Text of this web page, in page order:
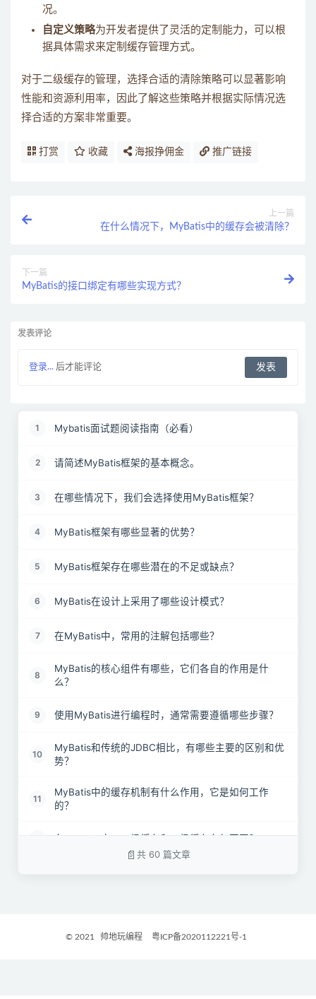
况。
自定义策略为开发者提供了灵活的定制能力，可以根
据具体需求来定制缓存管理方式。
对于二级缓存的管理，选择合适的清除策略可以显著影响
性能和资源利用率，因此了解这些策略并根据实际情况选
择合适的方案非常重要。
打赏 收藏 海报挣佣金 推广链接
上一篇
在什么情况下，MyBatis中的缓存会被清除？
下一篇
MyBatis的接口绑定有哪些实现方式？
发表评论
登录... 后才能评论
1 Mybatis面试题阅读指南（必看）
2 请简述MyBatis框架的基本概念。
3 在哪些情况下，我们会选择使用MyBatis框架？
4 MyBatis框架有哪些显著的优势？
5 MyBatis框架存在哪些潜在的不足或缺点？
6 MyBatis在设计上采用了哪些设计模式？
7 在MyBatis中，常用的注解包括哪些？
8
MyBatis的核心组件有哪些，它们各自的作用是什
么？
9 使用MyBatis进行编程时，通常需要遵循哪些步骤？
10
MyBatis和传统的JDBC相比，有哪些主要的区别和优
势？
11
MyBatis中的缓存机制有什么作用，它是如何工作
的？
在MyBatis中，一级缓存和二级缓存有何不同？
共 60 篇文章
© 2021 帅地玩编程 粤ICP备2020112221号-1